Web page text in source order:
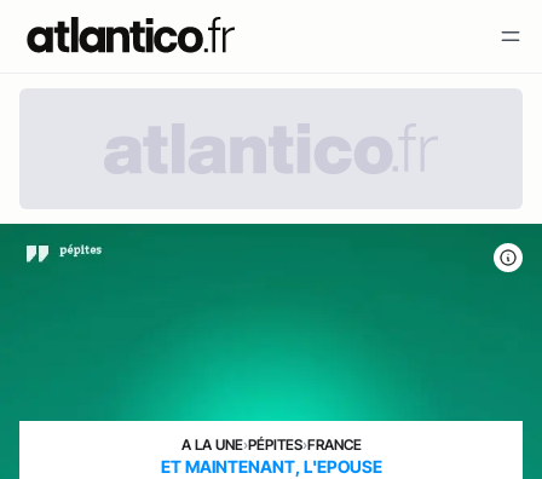
A LA UNE›PÉPITES›FRANCE
ET MAINTENANT, L'EPOUSE